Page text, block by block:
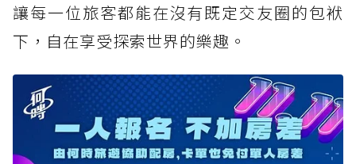
讓每一位旅客都能在沒有既定交友圈的包袱
下，自在享受探索世界的樂趣。